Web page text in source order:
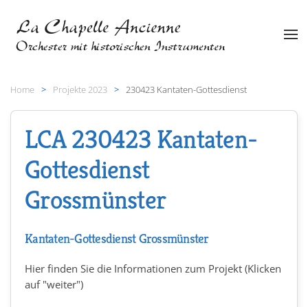
Zum Hauptinhalt springen
Home Projekte 2023 230423 Kantaten-Gottesdienst
LCA 230423 Kantaten-
Gottesdienst
Grossmünster
Kantaten-Gottesdienst Grossmünster
Hier finden Sie die Informationen zum Projekt (Klicken
auf "weiter")